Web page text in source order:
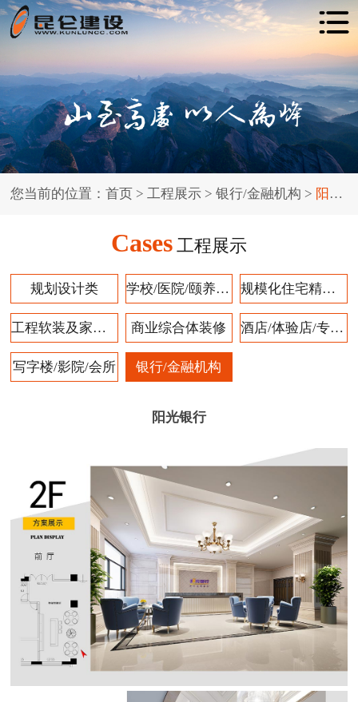
您当前的位置：首页 > 工程展示 >银行/金融机构 > 阳光银行
Cases 工程展示
规划设计类 学校/医院/颐养产业 规模化住宅精装修
工程软装及家具设计安装 商业综合体装修 酒店/体验店/专卖店
写字楼/影院/会所 银行/金融机构
阳光银行